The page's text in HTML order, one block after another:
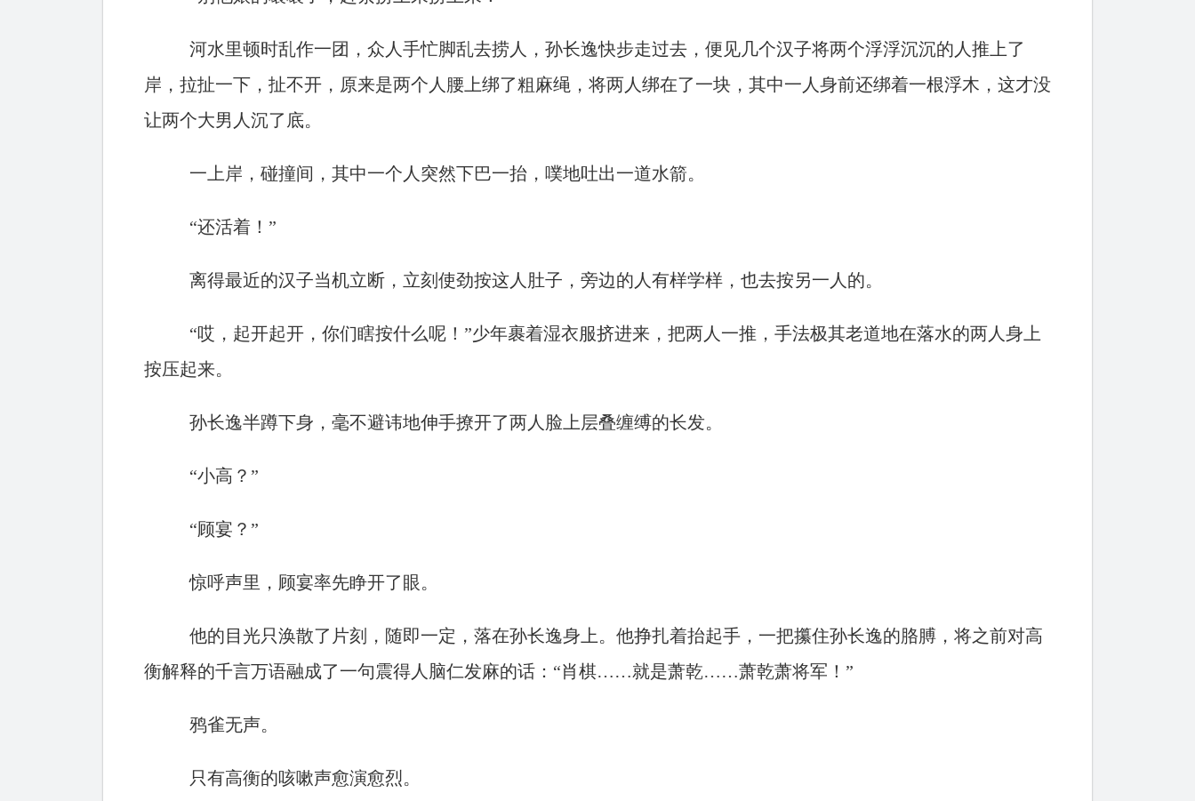
河水里顿时乱作一团，众人手忙脚乱去捞人，孙长逸快步走过去，便见几个汉子将两个浮浮沉沉的人推上了
岸，拉扯一下，扯不开，原来是两个人腰上绑了粗麻绳，将两人绑在了一块，其中一人身前还绑着一根浮木，这才没
让两个大男人沉了底。
一上岸，碰撞间，其中一个人突然下巴一抬，噗地吐出一道水箭。
“还活着！”
离得最近的汉子当机立断，立刻使劲按这人肚子，旁边的人有样学样，也去按另一人的。
“哎，起开起开，你们瞎按什么呢！”少年裹着湿衣服挤进来，把两人一推，手法极其老道地在落水的两人身上
按压起来。
孙长逸半蹲下身，毫不避讳地伸手撩开了两人脸上层叠缠缚的长发。
“小高？”
“顾宴？”
惊呼声里，顾宴率先睁开了眼。
他的目光只涣散了片刻，随即一定，落在孙长逸身上。他挣扎着抬起手，一把攥住孙长逸的胳膊，将之前对高
衡解释的千言万语融成了一句震得人脑仁发麻的话：“肖棋……就是萧乾……萧乾萧将军！”
鸦雀无声。
只有高衡的咳嗽声愈演愈烈。